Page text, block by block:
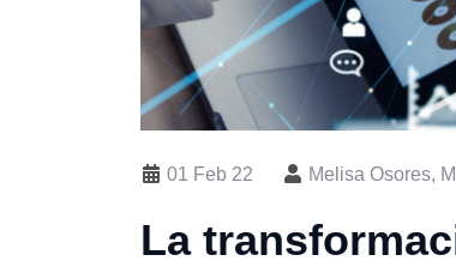
01 Feb 22 Melisa Osores,
La